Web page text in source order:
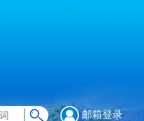
邮箱登录